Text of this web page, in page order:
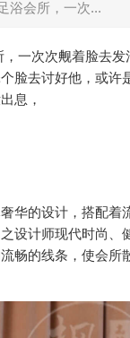
浴会所，一次...
一次次觍着脸去发
脸去讨好他，或许
息，
华的设计，搭配着
设计师现代时尚、
畅的线条，使会所